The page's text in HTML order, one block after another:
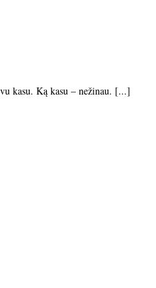
kasu. Ką kasu – nežinau. [...]